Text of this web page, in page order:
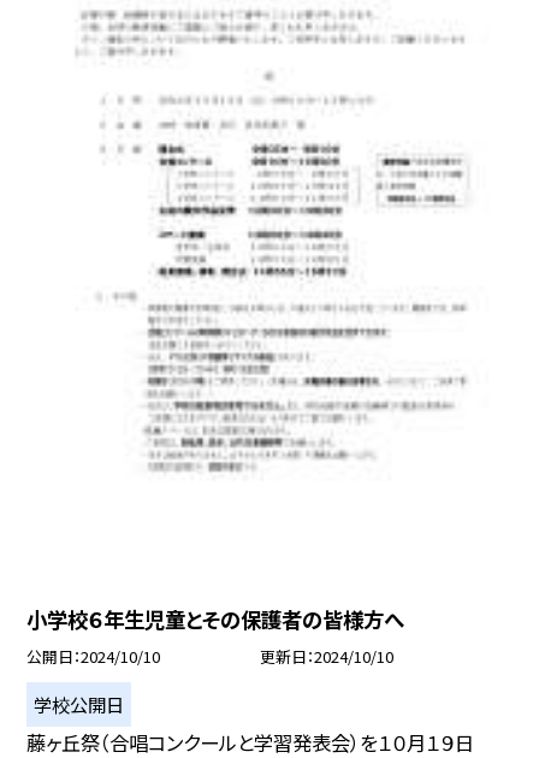
小学校６年生児童とその保護者の皆様方へ
公開日 2024/10/10 更新日 2024/10/10
学校公開日
藤ヶ丘祭（合唱コンクールと学習発表会）を１０月１９日